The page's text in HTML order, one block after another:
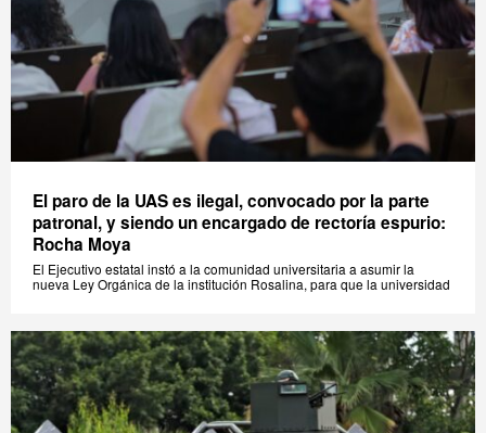
El paro de la UAS es ilegal, convocado por la parte
patronal, y siendo un encargado de rectoría espurio:
Rocha Moya
El Ejecutivo estatal instó a la comunidad universitaria a asumir la
nueva Ley Orgánica de la institución Rosalina, para que la universidad